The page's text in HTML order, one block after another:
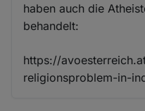
haben auch die
behandelt:
https://
religionsproblem-in-